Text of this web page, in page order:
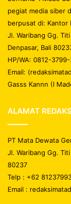
pegiat media siber
berpusat di: Kantor
Jl. Waribang Gg.
Denpasar, Bali
HP/WA: 0812-
Email:
Gasss Kannn (I
ALAMAT
PT Mata Dewata
Jl. Waribang Gg.
80237
Telp : +62
Email :